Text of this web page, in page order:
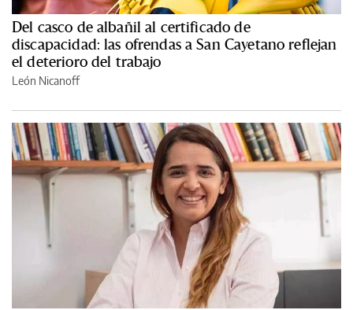
Del casco de albañil al certificado de
discapacidad: las ofrendas a San Cayetano reflejan
el deterioro del trabajo
León Nicanoff